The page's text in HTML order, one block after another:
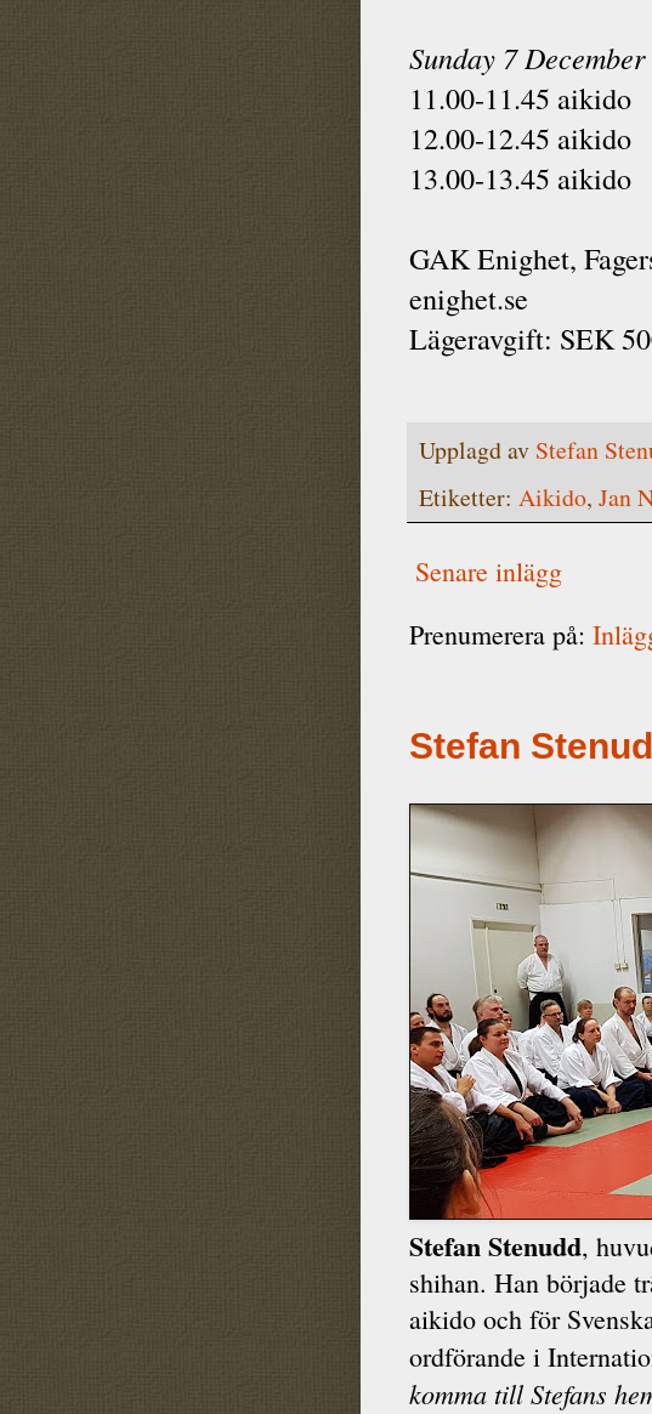
Sunday 7 December
11.00-11.45 aikido
12.00-12.45 aikido
13.00-13.45 aikido
GAK Enighet,
enighet.se
Lägeravgift: SEK
Upplagd av Stefan
Etiketter: Aikido, Jan
Senare inlägg
Prenumerera på:
Stefan
Stefan Stenudd,
shihan. Han började
aikido och för
ordförande i
komma till Stefans